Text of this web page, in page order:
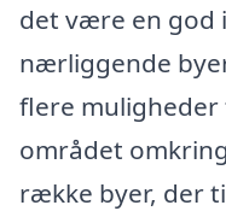
det være en god
nærliggende
flere
området
række byer, der